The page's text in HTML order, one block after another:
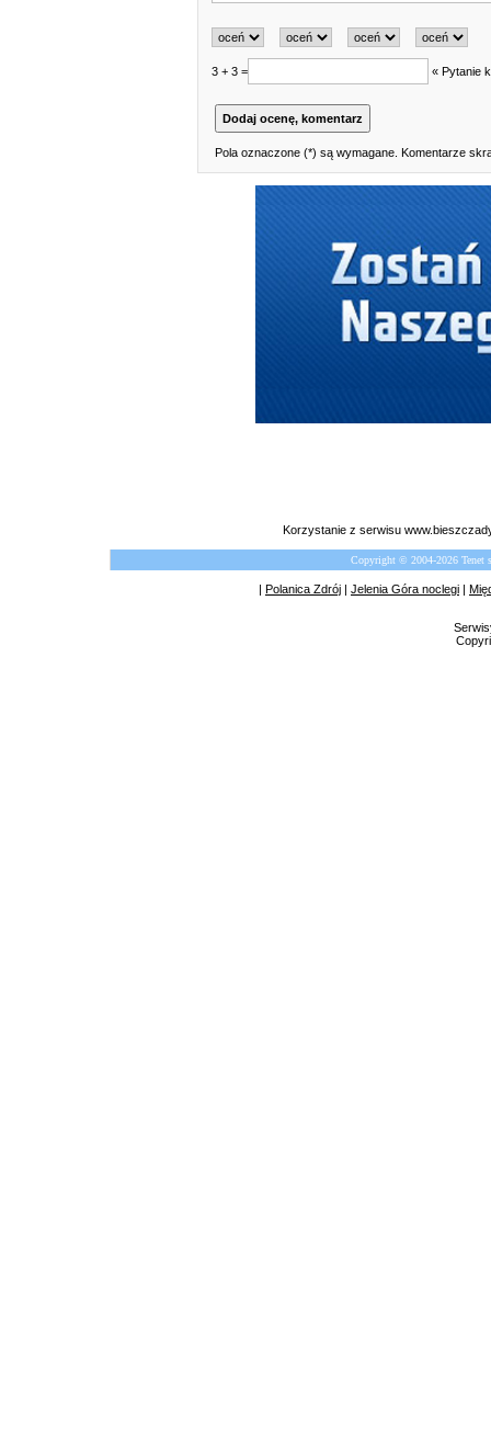
3 + 3 = « Pytanie
Pola oznaczone (*) są wymagane. Komentarze
Korzystanie z serwisu
Copyright © 2004-2026
| Polanica Zdrój | Jelenia Góra noclegi |